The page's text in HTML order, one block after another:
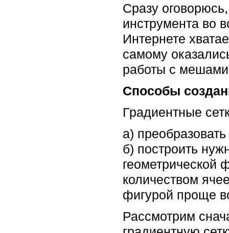
Сразу
инструмента во
Интернете
самому
работы с
Способы
Градиентные
а)
б) построить
геометрической
количеством
фигурой проще
Рассмотрим